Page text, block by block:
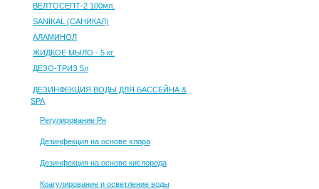
ВЕЛТОСЕПТ-2 100мл.
SANIKAL (САНИКАЛ)
АЛАМИНОЛ
ЖИДКОЕ МЫЛО - 5 кг.
ДЕЗО-ТРИЗ 5л
ДЕЗИНФЕКЦИЯ ВОДЫ ДЛЯ БАССЕЙНА &
SPA
Регулирование Рн
Дезинфекция на основе хлора
Дезинфекция на основе кислорода
Коагулирование и осветление воды